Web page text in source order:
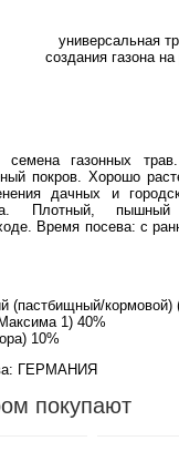
универсальная
создания газона
семена газонных
покров. Хорошо
дачных и
Плотный,
Время посева: с
(пастбищный/кормовой)
1) 40%
10%
ГЕРМАНИЯ
покупают